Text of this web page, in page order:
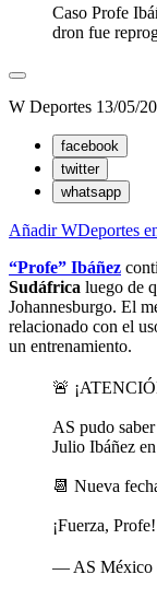
Caso Profe
dron fue
W Deportes 13/05/
facebook
twitter
whatsapp
Añadir WDeportes
“Profe” Ibáñez
Sudáfrica luego de
Johannesburgo. El
relacionado con el
un entrenamiento.
🚨
AS pudo
Julio Ibáñez
📆 Nueva
¡Fuerza,
— AS México